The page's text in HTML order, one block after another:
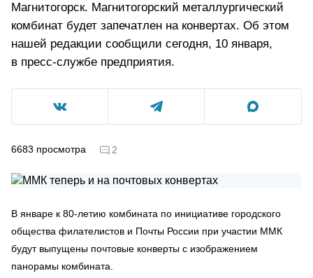
Магнитогорск. Магнитогорский металлургический
комбинат будет запечатлен на конвертах. Об этом
нашей редакции сообщили сегодня, 10 января,
в пресс-службе предприятия.
6683 просмотра 2
В январе к 80-летию комбината по инициативе городского
общества филателистов и Почты России при участии ММК
будут выпущены почтовые конверты с изображением
панорамы комбината.